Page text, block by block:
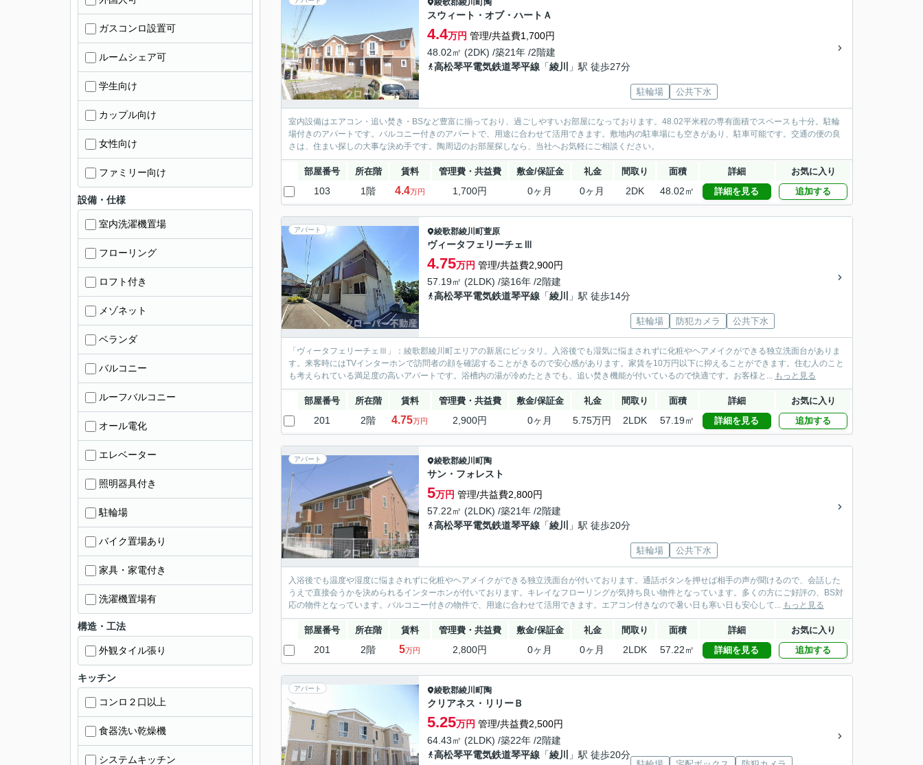
綾歌郡綾川町陶
スウィート・オブ・ハートＡ
4.4万円 管理/共益費1,700円
48.02㎡ (2DK) /築21年 /2階建
高松琴平電気鉄道琴平線 「綾川 」駅 徒歩27分
駐輪場 公共下水
室内設備はエアコン・追い焚き・BSなど豊富に揃っており、過ごしやすいお部屋になっております。48.02平米程の専有面積でスペースも十分。駐輪
場付きのアパートです。バルコニー付きのアパートで、用途に合わせて活用できます。敷地内の駐車場にも空きがあり、駐車可能です。交通の便の良
さは、住まい探しの大事な決め手です。陶周辺のお部屋探しなら、当社へお気軽にご相談ください。
部屋番号 所在階 賃料 管理費・共益費 敷金/保証金 礼金 間取り 面積 詳細 お気に入り
103 1階 4.4万円 1,700円 0ヶ月 0ヶ月 2DK 48.02㎡ 詳細を見る 追加する
アパート 綾歌郡綾川町萱原
ヴィータフェリーチェⅢ
4.75万円 管理/共益費2,900円
57.19㎡ (2LDK) /築16年 /2階建
高松琴平電気鉄道琴平線 「綾川 」駅 徒歩14分
駐輪場 防犯カメラ 公共下水
「ヴィータフェリーチェⅢ」：綾歌郡綾川町エリアの新居にピッタリ。入浴後でも湿気に悩まされずに化粧やヘアメイクができる独立洗面台がありま
す。来客時にはTVインターホンで訪問者の顔を確認することがきるので安心感があります。家賃を10万円以下に抑えることができます。住む人のこと
も考えられている満足度の高いアパートです。浴槽内の湯が冷めたときでも、追い焚き機能が付いているので快適です。お客様と... もっと見る
部屋番号 所在階 賃料 管理費・共益費 敷金/保証金 礼金 間取り 面積 詳細 お気に入り
201 2階 4.75万円 2,900円 0ヶ月 5.75万円 2LDK 57.19㎡ 詳細を見る 追加する
アパート 綾歌郡綾川町陶
サン・フォレスト
5万円 管理/共益費2,800円
57.22㎡ (2LDK) /築21年 /2階建
高松琴平電気鉄道琴平線 「綾川 」駅 徒歩20分
駐輪場 公共下水
入浴後でも温度や湿度に悩まされずに化粧やヘアメイクができる独立洗面台が付いております。通話ボタンを押せば相手の声が聞けるので、会話した
うえで直接会うかを決められるインターホンが付いております。キレイなフローリングが気持ち良い物件となっています。多くの方にご好評の、BS対
応の物件となっています。バルコニー付きの物件で、用途に合わせて活用できます。エアコン付きなので暑い日も寒い日も安心して... もっと見る
部屋番号 所在階 賃料 管理費・共益費 敷金/保証金 礼金 間取り 面積 詳細 お気に入り
201 2階 5万円 2,800円 0ヶ月 0ヶ月 2LDK 57.22㎡ 詳細を見る 追加する
アパート 綾歌郡綾川町陶
クリアネス・リリーＢ
5.25万円 管理/共益費2,500円
64.43㎡ (2LDK) /築22年 /2階建
高松琴平電気鉄道琴平線 「綾川 」駅 徒歩20分
ガスコンロ設置可
ルームシェア可
学生向け
カップル向け
女性向け
ファミリー向け
設備・仕様
室内洗濯機置場
フローリング
ロフト付き
メゾネット
ベランダ
バルコニー
ルーフバルコニー
オール電化
エレベーター
照明器具付き
駐輪場
バイク置場あり
家具・家電付き
洗濯機置場有
構造・工法
外観タイル張り
キッチン
コンロ２口以上
食器洗い乾燥機
システムキッチン